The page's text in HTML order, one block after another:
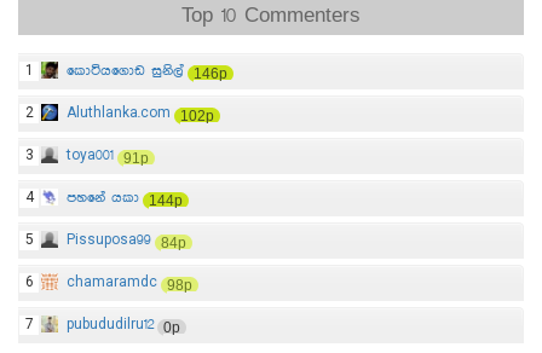
Top 10 Commenters
1 කොටියගොඩ සුනිල් 146p
2 Aluthlanka.com 102p
3 toya001 91p
4 පහනේ යකා 144p
5 Pissuposa99 84p
6 chamaramdc 98p
7 pubududilru12 0p